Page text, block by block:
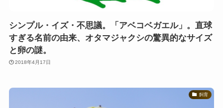
シンプル・イズ・不思議。「アベコベガエル」。直球
すぎる名前の由来、オタマジャクシの驚異的なサイズ
と卵の謎。
2018年4月17日
飼育